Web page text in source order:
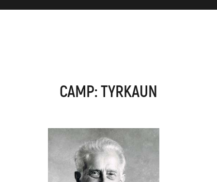
CAMP: TYRKAUN